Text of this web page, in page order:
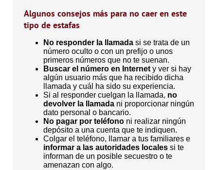
Algunos consejos más para no caer en este
tipo de estafas
No responder la llamada si se trata de un
número oculto o con un prefijo o unos
primeros números que no te suenan.
Buscar el número en Internet y ver si hay
algún usuario más que ha recibido dicha
llamada y cuál ha sido su experiencia.
Si al responder cuelgan la llamada, no
devolver la llamada ni proporcionar ningún
dato personal o bancario.
No pagar por teléfono ni realizar ningún
depósito a una cuenta que te indiquen.
Colgar el teléfono, llamar a tus familiares e
informar a las autoridades locales si te
informan de un posible secuestro o te
amenazan con algo.